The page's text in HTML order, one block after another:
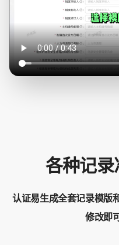
各种记
认证易生成全套记录模版
修改即